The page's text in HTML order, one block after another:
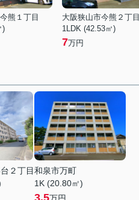
熊１丁目
)
大阪狭山市今熊２丁目
1LDK (42.53㎡)
7万円
２丁目和泉市万町
1K (20.80㎡)
3.5